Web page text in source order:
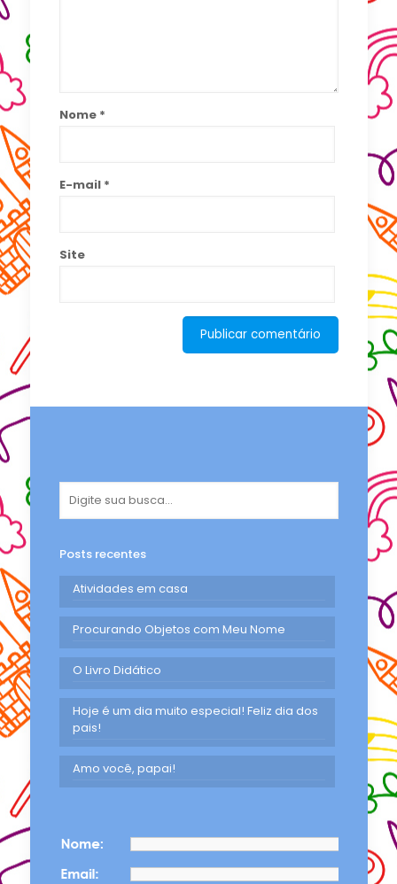
Nome *
E-mail *
Site
Posts recentes
Atividades em casa
Procurando Objetos com Meu Nome
O Livro Didático
Hoje é um dia muito especial! Feliz dia dos
pais!
Amo você, papai!